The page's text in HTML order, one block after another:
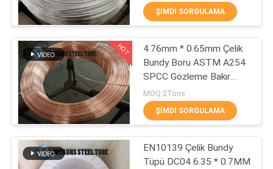
FABRIKA
TURU
KALITE
KONTROL
BIZE
ULAŞIN
eşanjör çelik boru
34
22
ŞIMDI SORGULAMA
HOT
4.76mm * 0.65mm Çelik
Bundy Boru ASTM A254
SPCC Gözleme Bakır
Boru
MOQ:2Tons
ŞIMDI SORGULAMA
EN10139 Çelik Bundy
Tüpü DC04 6.35 * 0.7MM